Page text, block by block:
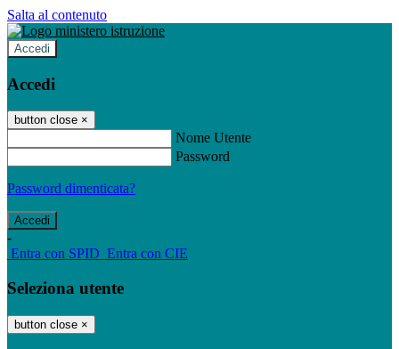
Salta al contenuto
Accedi
Accedi
button close ×
Nome Utente
Password
Password dimenticata?
-
Entra con SPID Entra con CIE
Seleziona utente
button close ×